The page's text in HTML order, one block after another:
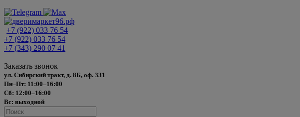
+7 (922) 033 76 54
+7 (922) 033 76 54
+7 (343) 290 07 41
Заказать звонок
ул. Сибирский тракт, д. 8Б, оф. 331
Пн–Пт: 11:00–16:00
Сб: 12:00–16:00
Вс: выходной